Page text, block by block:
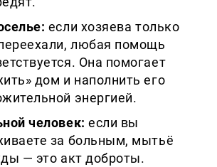
если хозяева только
любая помощь
Она помогает
дом и наполнить его
энергией.
человек: если вы
за больным, мытьё
— это акт доброты.